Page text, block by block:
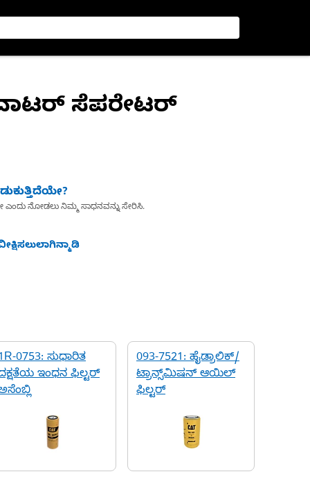
ಸೆಪರೇಟರ್
ನೋಡಲು ನಿಮ್ಮ ಸಾಧನವನ್ನು ಸೇರಿಸಿ.
0753: ಸುಧಾರಿತ
ಇಂಧನ ಫಿಲ್ಟರ್
093-7521: ಹೈಡ್ರಾಲಿಕ್/
ಟ್ರಾನ್ಸ್‌ಮಿಷನ್ ಆಯಿಲ್
ಫಿಲ್ಟರ್